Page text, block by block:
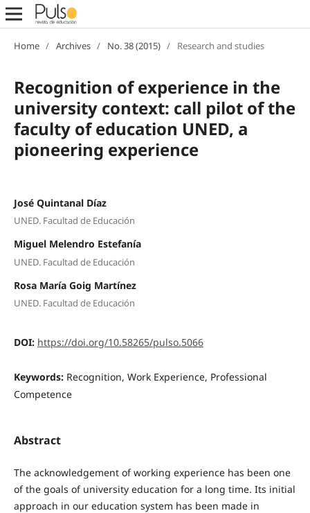
Home / Archives / No. 38 (2015) / Research and studies
Recognition of experience in the
university context: call pilot of the
faculty of education UNED, a
pioneering experience
José Quintanal Díaz
UNED. Facultad de Educación
Miguel Melendro Estefanía
UNED. Facultad de Educación
Rosa María Goig Martínez
UNED. Facultad de Educación
DOI: https://doi.org/10.58265/pulso.5066
Keywords: Recognition, Work Experience, Professional
Competence
Abstract
The acknowledgement of working experience has been one
of the goals of university education for a long time. Its initial
approach in our education system has been made in